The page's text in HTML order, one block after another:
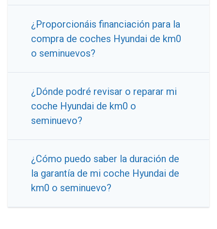
¿Proporcionáis financiación para la
compra de coches Hyundai de km0
o seminuevos?
¿Dónde podré revisar o reparar mi
coche Hyundai de km0 o
seminuevo?
¿Cómo puedo saber la duración de
la garantía de mi coche Hyundai de
km0 o seminuevo?